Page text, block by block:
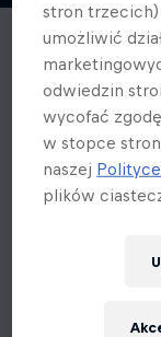
stron
umożliwić
odwiedzin
wycofać
w stopce
naszej
plików